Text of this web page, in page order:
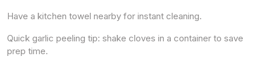
Have a kitchen towel nearby for instant cleaning.
Quick garlic peeling tip: shake cloves in a container to save
prep time.